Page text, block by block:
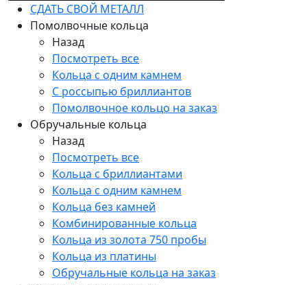
СДАТЬ СВОЙ МЕТАЛЛ
Помолвочные кольца
Назад
Посмотреть все
Кольца с одним камнем
С россыпью бриллиантов
Помолвочное кольцо на заказ
Обручальные кольца
Назад
Посмотреть все
Кольца с бриллиантами
Кольца с одним камнем
Кольца без камней
Комбинированные кольца
Кольца из золота 750 пробы
Кольца из платины
Обручальные кольца на заказ